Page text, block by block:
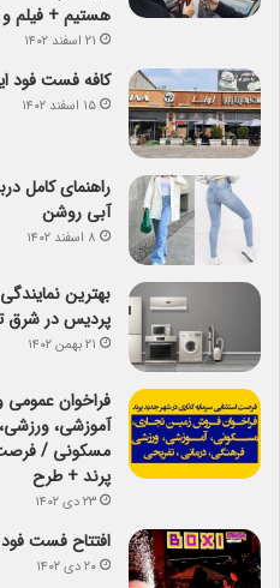
هستیم + فیلم و
۲۱ اسفند ۱۴۰۲
کافه فست فود
۱۵ اسفند ۱۴۰۲
راهنمای کامل
آبی روشن
۸ اسفند ۱۴۰۲
بهترین
پردیس در شرق
۲۱ بهمن ۱۴۰۲
فراخوان عمومی
آموزشی،
مسکونی / فرصت
پرند + طرح
۲۳ دی ۱۴۰۲
افتتاح فست
۲۰ دی ۱۴۰۲